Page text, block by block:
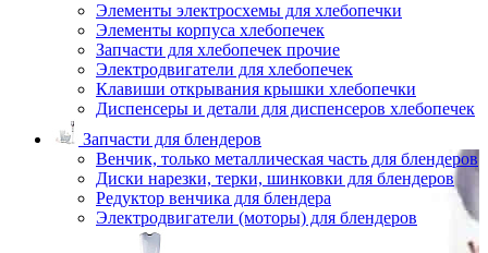
Элементы электросхемы для хлебопечки
Элементы корпуса хлебопечек
Запчасти для хлебопечек прочие
Электродвигатели для хлебопечек
Клавиши открывания крышки хлебопечки
Диспенсеры и детали для диспенсеров хлебопечек
Запчасти для блендеров
Венчик, только металлическая часть для блендеров
Диски нарезки, терки, шинковки для блендеров
Редуктор венчика для блендера
Электродвигатели (моторы) для блендеров